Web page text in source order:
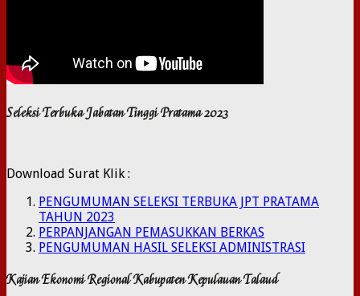
Seleksi Terbuka Jabatan Tinggi Pratama 2023
Download Surat Klik :
PENGUMUMAN SELEKSI TERBUKA JPT PRATAMA
TAHUN 2023
PERPANJANGAN PEMASUKKAN BERKAS
PENGUMUMAN HASIL SELEKSI ADMINISTRASI
Kajian Ekonomi Regional Kabupaten Kepulauan Talaud